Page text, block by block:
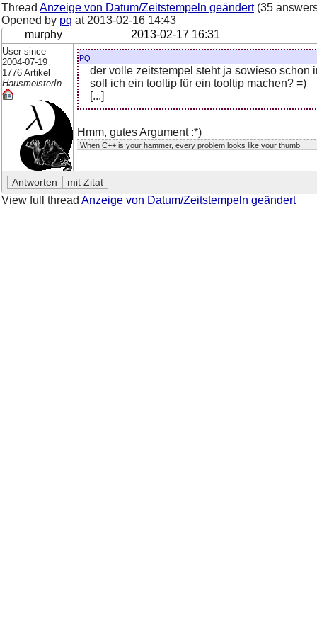
Thread Anzeige von Datum/Zeitstempeln geändert(35
Opened by pq at 2013-02-16 14:43
murphy
2013-02-17 16:31
User since
2004-07-19
1776 Artikel
HausmeisterIn
pq
der volle zeitstempel steht ja sowieso schon
soll ich ein tooltip für ein tooltip machen? =)
[...]
Hmm, gutes Argument :*)
When C++ is your hammer, every problem looks like your thumb.
View full thread Anzeige von Datum/Zeitstempeln geändert